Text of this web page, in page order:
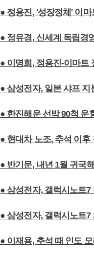
● 정용진, '성장정체' 이
● 정유경, 신세계 독립경
● 이명희, 정용진-이마트
● 삼성전자, 일본 샤프 지
● 한진해운 선박 90척 운
● 현대차 노조, 추석 이후
● 반기문, 내년 1월 귀국
● 삼성전자, 갤럭시노트
● 삼성전자, 갤럭시노트7
● 이재용, 추석 때 인도